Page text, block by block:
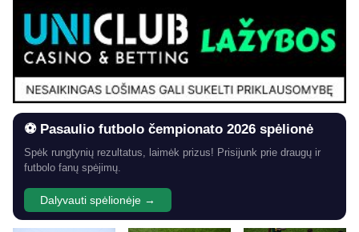
⚽ Pasaulio futbolo čempionato 2026 spėlionė
Spėk rungtynių rezultatus, laimėk prizus! Prisijunk prie draugų ir
futbolo fanų spėjimų.
Dalyvauti spėlionėje →